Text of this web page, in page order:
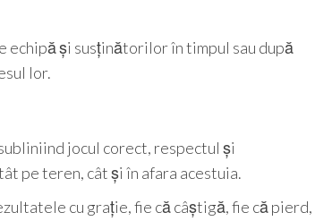
echipă și susținătorilor în timpul sau după
lor.
jocul corect, respectul și
pe teren, cât și în afara acestuia.
cu grație, fie că câștigă, fie că pierd,